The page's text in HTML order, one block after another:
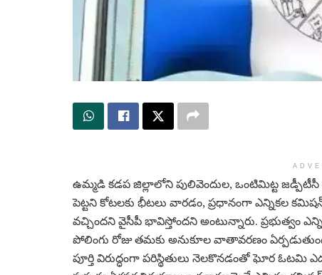
ఉమ్మడి కడప జిల్లాలోని పులివెందుల, ఒంటిమిట్ట
పెట్టని కోటలకు భీటలు వారడం, ప్రధానంగా ఎన్నికల
వచ్చిందని వైసీపీ భావిస్తోందని అంటున్నారు. ప్రభుత్వం
పోలింగు రోజు తమకు అనుకూల వాతావరణం
పూర్తి విరుద్ధంగా పరిస్థితులు నెలకొనడంతో ఘోర ఓటమి